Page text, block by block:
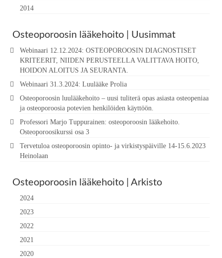
2014
Osteoporoosin lääkehoito | Uusimmat
Webinaari 12.12.2024: OSTEOPOROOSIN DIAGNOSTISET
KRITEERIT, NIIDEN PERUSTEELLA VALITTAVA HOITO,
HOIDON ALOITUS JA SEURANTA.
Webinaari 31.3.2024: Luulääke Prolia
Osteoporoosin luulääkehoito – uusi tuliterä opas asiasta osteopeniaa
ja osteoporoosia potevien henkilöiden käyttöön.
Professori Marjo Tuppurainen: osteoporoosin lääkehoito.
Osteoporoosikurssi osa 3
Tervetuloa osteoporoosin opinto- ja virkistyspäiville 14-15.6.2023
Heinolaan
Osteoporoosin lääkehoito | Arkisto
2024
2023
2022
2021
2020